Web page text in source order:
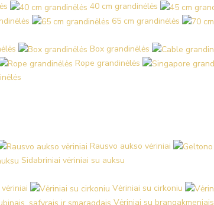
40 cm grandinėlės
65 cm grandinėlės
Box grandinėlės
Rope grandinėlės
Rausvo aukso vėriniai
Sidabriniai vėriniai su auksu
Vėriniai su cirkoniu
Vėriniai su